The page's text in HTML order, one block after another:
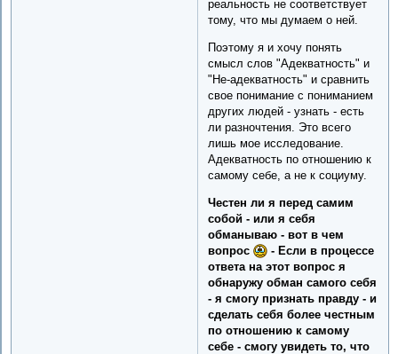
реальность не соответствует
тому, что мы думаем о ней.
Поэтому я и хочу понять
смысл слов "Адекватность" и
"Не-адекватность" и сравнить
свое понимание с пониманием
других людей - узнать - есть
ли разночтения. Это всего
лишь мое исследование.
Адекватность по отношению к
самому себе, а не к социуму.
Честен ли я перед самим
собой - или я себя
обманываю - вот в чем
вопрос
- Если в процессе
ответа на этот вопрос я
обнаружу обман самого себя
- я смогу признать правду - и
сделать себя более честным
по отношению к самому
себе - смогу увидеть то, что